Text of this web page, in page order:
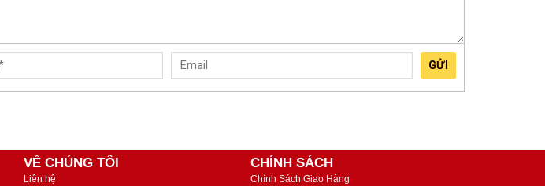
GỬI
VỀ CHÚNG TÔI
Liên hệ
CHÍNH SÁCH
Chính Sách Giao Hàng